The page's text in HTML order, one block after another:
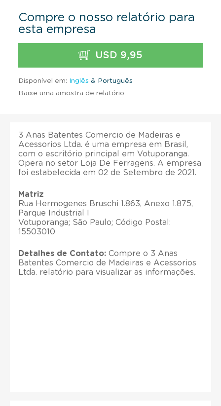
Compre o nosso relatório para
esta empresa
USD 9,95
Disponível em: Inglês & Português
Baixe uma amostra de relatório
3 Anas Batentes Comercio de Madeiras e
Acessorios Ltda. é uma empresa em Brasil,
com o escritório principal em Votuporanga.
Opera no setor Loja De Ferragens. A empresa
foi estabelecida em 02 de Setembro de 2021.
Matriz
Rua Hermogenes Bruschi 1.863, Anexo 1.875,
Parque Industrial I
Votuporanga; São Paulo; Código Postal:
15503010
Detalhes de Contato: Compre o 3 Anas
Batentes Comercio de Madeiras e Acessorios
Ltda. relatório para visualizar as informações.